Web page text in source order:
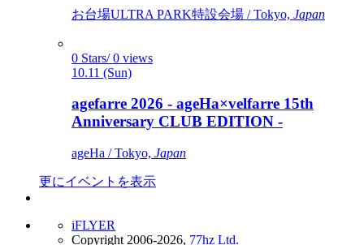
お台場ULTRA PARK特設会場 / Tokyo, Japan
0 Stars/ 0 views
10.11 (Sun)
agefarre 2026 - ageHa×velfarre 15th
Anniversary CLUB EDITION -
ageHa / Tokyo, Japan
更にイベントを表示
iFLYER
Copyright 2006-2026, 77hz Ltd.